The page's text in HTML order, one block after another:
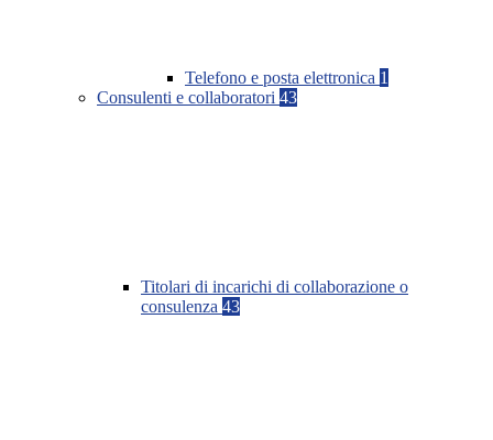
Telefono e posta elettronica 1
Consulenti e collaboratori 43
Titolari di incarichi di collaborazione o
consulenza 43